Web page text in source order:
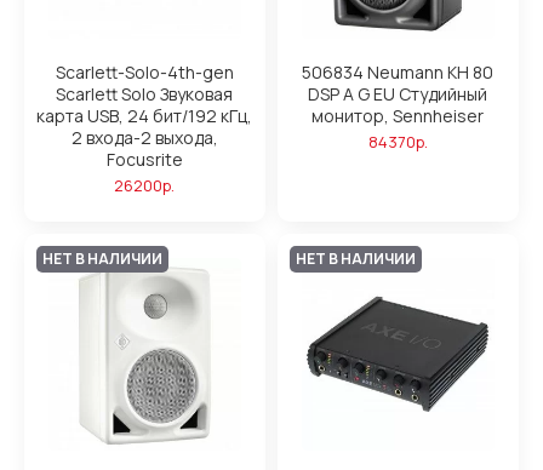
Scarlett-Solo-4th-gen
Scarlett Solo Звуковая
карта USB, 24 бит/192 кГц,
2 входа-2 выхода,
Focusrite
26200р.
506834 Neumann KH 80
DSP A G EU Студийный
монитор, Sennheiser
84370р.
НЕТ В НАЛИЧИИ НЕТ В НАЛИЧИИ